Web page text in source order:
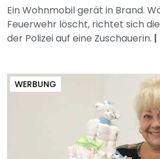
Ein Wohnmobil gerät in Brand.
Feuerwehr löscht, richtet sich
der Polizei auf eine Zuschauerin. |
WERBUNG